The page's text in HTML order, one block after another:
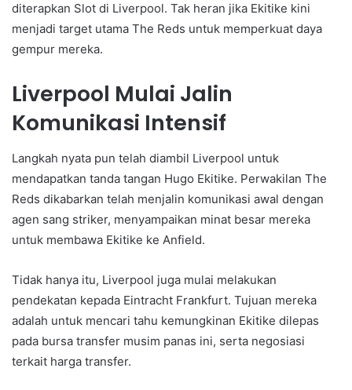
diterapkan Slot di Liverpool. Tak heran jika Ekitike kini
menjadi target utama The Reds untuk memperkuat daya
gempur mereka.
Liverpool Mulai Jalin
Komunikasi Intensif
Langkah nyata pun telah diambil Liverpool untuk
mendapatkan tanda tangan Hugo Ekitike. Perwakilan The
Reds dikabarkan telah menjalin komunikasi awal dengan
agen sang striker, menyampaikan minat besar mereka
untuk membawa Ekitike ke Anfield.
Tidak hanya itu, Liverpool juga mulai melakukan
pendekatan kepada Eintracht Frankfurt. Tujuan mereka
adalah untuk mencari tahu kemungkinan Ekitike dilepas
pada bursa transfer musim panas ini, serta negosiasi
terkait harga transfer.